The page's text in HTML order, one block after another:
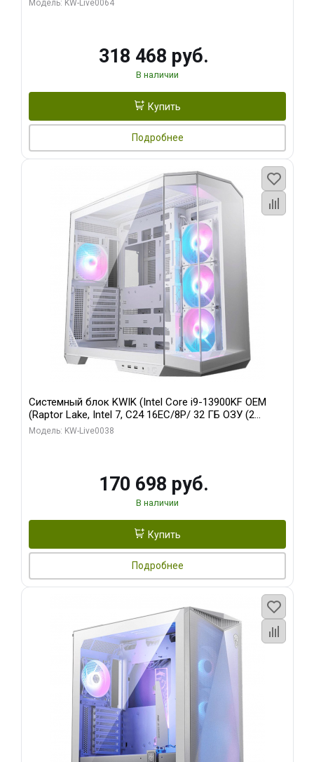
Модель: KW-Live0064
318 468 руб.
В наличии
Купить
Подробнее
Системный блок KWIK (Intel Core i9-13900KF OEM
(Raptor Lake, Intel 7, C24 16EC/8P/ 32 ГБ ОЗУ (2
модуля)/ Gigabyte RX9070XT GAMING OC 16GB GDDR6
Модель: KW-Live0038
170 698 руб.
В наличии
Купить
Подробнее